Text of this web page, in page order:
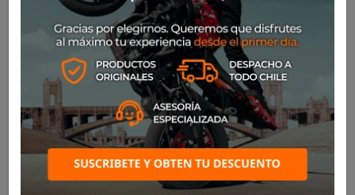
Puño Ufo Lock On Grip
MA01828
$29.900
Escritura interna hacia arriba para una perfecta
alineación con el manillar
Fácil instalación gracias al sistema Lock-on
100% antideslizante impreso en Bergaflex sensible al
calor
Máxima sensibilidad gracias al diseño de diamante.
Diámetro externo diseñado para optimizar el contacto